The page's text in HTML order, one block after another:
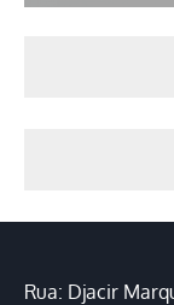
Rua: Djacir